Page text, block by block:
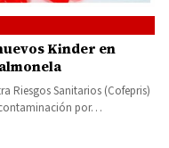
Kinder en
Riesgos Sanitarios (Cofepris)
contaminación por…